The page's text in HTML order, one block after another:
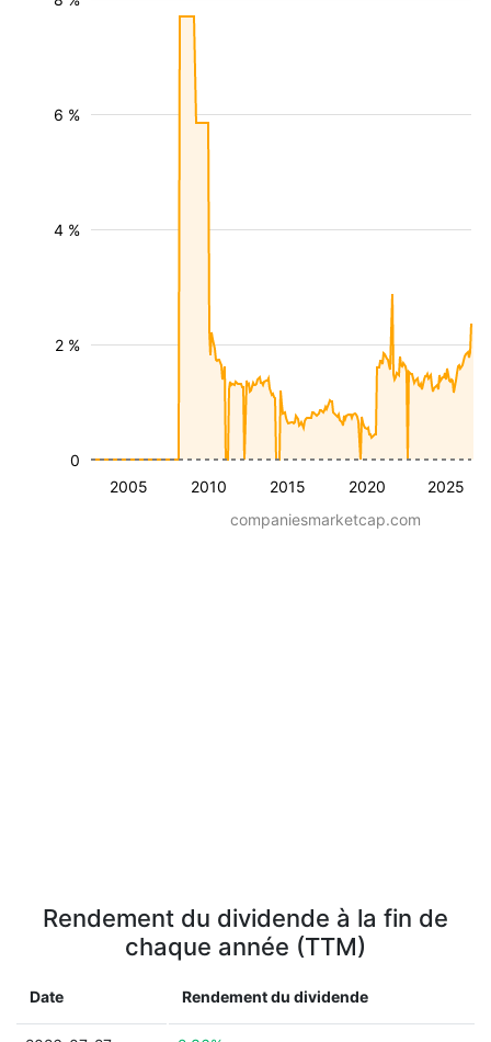
2005 2010 2015 2020 2025
2 %
4 %
6 %
0
companiesmarketcap.com
Rendement du dividende à la fin de
chaque année (TTM)
Date Rendement du dividende